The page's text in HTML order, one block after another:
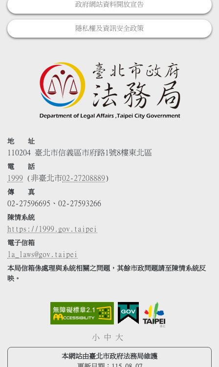
政府網站資料開放宣告
隱私權及資訊安全政策
地 址
110204 臺北市信義區市府路1號8樓東北區
電 話
1999 (非臺北市02-27208889)
傳 真
02-27596695、02-27593266
陳情系統
https://1999.gov.taipei
電子信箱
la_laws@gov.taipei
本局信箱係處理與系統相關之問題，其餘市政問題請至陳情系統反
映。
小 中 大
本網站由臺北市政府法務局維護